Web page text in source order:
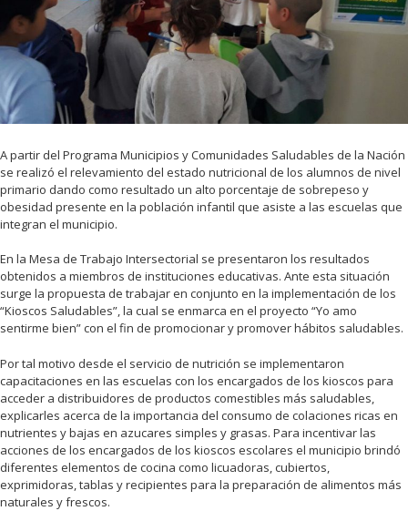
A partir del Programa Municipios y Comunidades Saludables de la Nación
se realizó el relevamiento del estado nutricional de los alumnos de nivel
primario dando como resultado un alto porcentaje de sobrepeso y
obesidad presente en la población infantil que asiste a las escuelas que
integran el municipio.
En la Mesa de Trabajo Intersectorial se presentaron los resultados
obtenidos a miembros de instituciones educativas. Ante esta situación
surge la propuesta de trabajar en conjunto en la implementación de los
“Kioscos Saludables”, la cual se enmarca en el proyecto “Yo amo
sentirme bien” con el fin de promocionar y promover hábitos saludables.
Por tal motivo desde el servicio de nutrición se implementaron
capacitaciones en las escuelas con los encargados de los kioscos para
acceder a distribuidores de productos comestibles más saludables,
explicarles acerca de la importancia del consumo de colaciones ricas en
nutrientes y bajas en azucares simples y grasas. Para incentivar las
acciones de los encargados de los kioscos escolares el municipio brindó
diferentes elementos de cocina como licuadoras, cubiertos,
exprimidoras, tablas y recipientes para la preparación de alimentos más
naturales y frescos.